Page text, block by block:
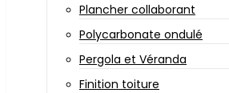
Plancher collaborant
Polycarbonate ondulé
Pergola et Véranda
Finition toiture